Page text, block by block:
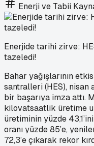
Enerji ve Tabii
Enerjide tarihi zirve:
tazeledi!
Bahar yağışlarının
santralleri (HES), nisan
bir başarıya imza attı.
kilovatsaatlik üretime
üretiminin yüzde
oranı yüzde 85’e,
72,3’e çıkarak rekor